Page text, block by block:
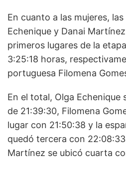
En cuanto a las mujeres,
Echenique y Danai
primeros lugares de la
3:25:18 horas,
portuguesa Filomena
En el total, Olga Echenique
de 21:39:30, Filomena
lugar con 21:50:38 y la
quedó tercera con
Martínez se ubicó cuarta